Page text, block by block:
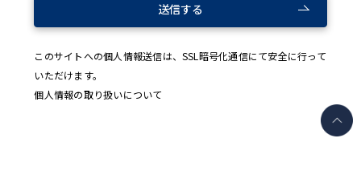
送信する
このサイトへの個人情報送信は、SSL暗号化通信にて安全に行って
いただけます。
個人情報の取り扱いについて